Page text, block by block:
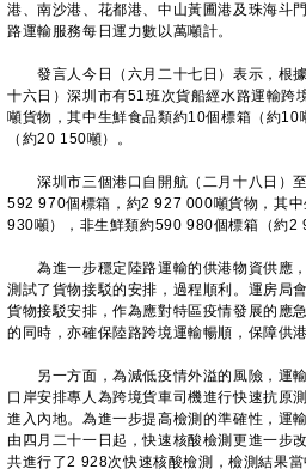
港、南沙港、花都港、中山黃圃港及珠海斗
路運輸服務每日運力數以萬噸計。
發言人今日（六月二十七日）表示，根
十六日）深圳市有51班次貨船經水路運輸
噸貨物，其中生鮮食品類約10個標箱（約
（約20 150噸）。
深圳市三個港口自開航（二月十八日）至
592 970個標箱，約2 927 000噸貨物，其
930噸），非生鮮類約590 980個標箱（約2
為進一步穩定陸路運輸的供港物資供應
測試了貨物接駁的安排，過程順利。運房局
貨物接駁安排，作為應對特區疫情發展的應
的同時，亦確保陸路跨境運輸暢順，保障供港
另一方面，為減低疫情外溢的風險，運
口岸安排專人為跨境貨車司機進行快速抗原
進入內地。為進一步提高檢測的準確性，運
由四月二十一日起，快速核酸檢測更進一步
共進行了2 928次快速核酸檢測，檢測結果